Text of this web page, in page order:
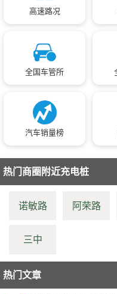
高速路况
全国车管所
汽车销量榜
热门商圈附近充电桩
诺敏路 阿荣路
三中
热门文章